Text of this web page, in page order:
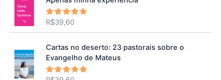
Avaliação
R$39,60
Cartas no deserto: 23 pastorais sobre o
Evangelho de Mateus